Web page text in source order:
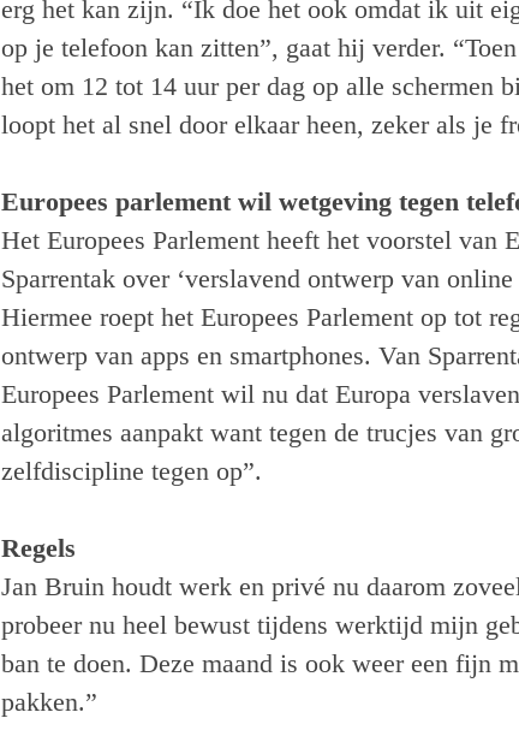
erg het kan zijn. “Ik doe het ook omdat ik uit
op je telefoon kan zitten”, gaat hij verder.
het om 12 tot 14 uur per dag op alle schermen
loopt het al snel door elkaar heen, zeker als je
Europees parlement wil wetgeving tegen
Het Europees Parlement heeft het voorstel van
Sparrentak over ‘verslavend ontwerp van online
Hiermee roept het Europees Parlement op tot
ontwerp van apps en smartphones. Van
Europees Parlement wil nu dat Europa
algoritmes aanpakt want tegen de trucjes van
zelfdiscipline tegen op”.
Regels
Jan Bruin houdt werk en privé nu daarom
probeer nu heel bewust tijdens werktijd mijn
ban te doen. Deze maand is ook weer een fijn
pakken.”